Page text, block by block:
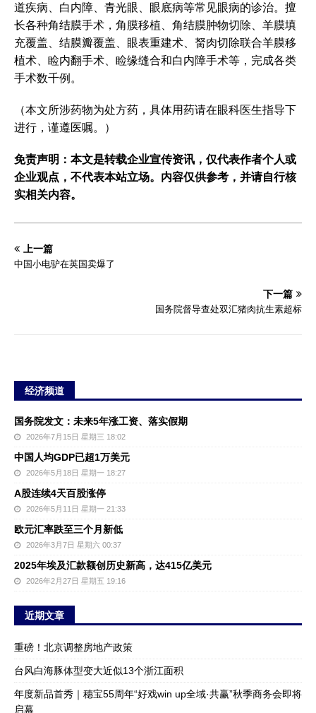
道疾病、白内障、青光眼、眼底病等常见眼病的诊治。擅
长各种角结膜手术，角膜移植、角结膜肿物切除、羊膜填
充覆盖、结膜瓣覆盖、眼表重建术、胬肉切除联合羊膜移
植术、睑内翻手术、睑缘缝合和白内障手术等，完成各类
手术数千例。
（本文所涉药物为处方药，具体用药请在眼科医生指导下
进行，谨遵医嘱。）
免责声明：本文是转载企业宣传资讯，仅代表作者个人或
企业观点，不代表本站立场。内容仅供参考，并请自行核
实相关内容。
上一篇
中国小电驴在英国卖爆了
下一篇
国务院督导查处双汇猪肉抗生素超标
经济频道
国务院发文：未来5年涨工资、落实假期
2026年7月15日 星期三 18:02
中国人均GDP已超1万美元
2026年5月18日 星期一 18:27
A股连续4天百股涨停
2026年5月11日 星期一 21:33
欧元汇率跌至三个月新低
2026年3月7日 星期六 00:37
2025年埃及汇款额创历史新高，达415亿美元
2026年2月27日 星期五 19:16
近期文章
重磅！北京调整房地产政策
台风白海豚体型变大近似13个浙江面积
年度新品首秀｜穗宝55周年“好戏win up全域·共赢”秋季商务会即将
启幕